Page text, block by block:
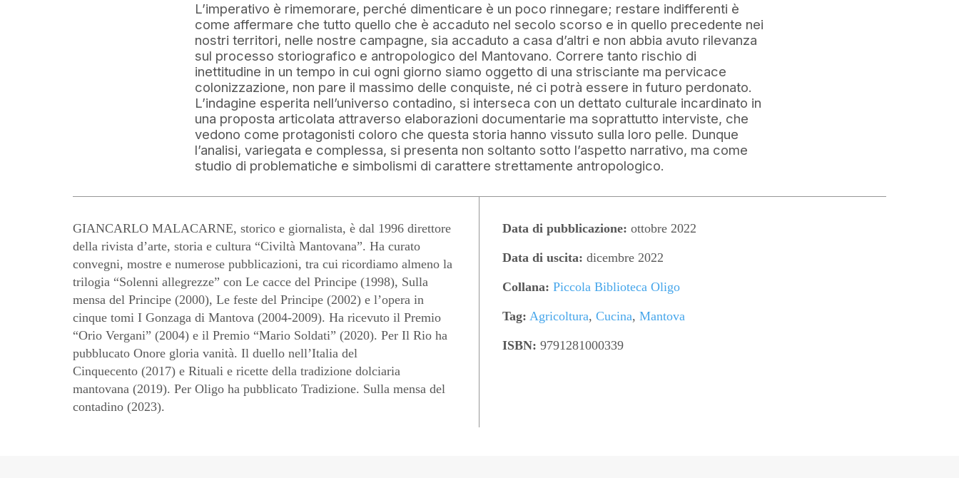
L’imperativo è rimemorare, perché dimenticare è un poco rinnegare; restare indifferenti è
come affermare che tutto quello che è accaduto nel secolo scorso e in quello precedente nei
nostri territori, nelle nostre campagne, sia accaduto a casa d’altri e non abbia avuto rilevanza
sul processo storiografico e antropologico del Mantovano. Correre tanto rischio di
inettitudine in un tempo in cui ogni giorno siamo oggetto di una strisciante ma pervicace
colonizzazione, non pare il massimo delle conquiste, né ci potrà essere in futuro perdonato.
L’indagine esperita nell’universo contadino, si interseca con un dettato culturale incardinato in
una proposta articolata attraverso elaborazioni documentarie ma soprattutto interviste, che
vedono come protagonisti coloro che questa storia hanno vissuto sulla loro pelle. Dunque
l’analisi, variegata e complessa, si presenta non soltanto sotto l’aspetto narrativo, ma come
studio di problematiche e simbolismi di carattere strettamente antropologico.
GIANCARLO MALACARNE, storico e giornalista, è dal 1996 direttore
della rivista d’arte, storia e cultura “Civiltà Mantovana”. Ha curato
convegni, mostre e numerose pubblicazioni, tra cui ricordiamo almeno la
trilogia “Solenni allegrezze” con Le cacce del Principe (1998), Sulla
mensa del Principe (2000), Le feste del Principe (2002) e l’opera in
cinque tomi I Gonzaga di Mantova (2004-2009). Ha ricevuto il Premio
“Orio Vergani” (2004) e il Premio “Mario Soldati” (2020). Per Il Rio ha
pubblucato Onore gloria vanità. Il duello nell’Italia del
Cinquecento (2017) e Rituali e ricette della tradizione dolciaria
mantovana (2019). Per Oligo ha pubblicato Tradizione. Sulla mensa del
contadino (2023).
Data di pubblicazione: ottobre 2022
Data di uscita: dicembre 2022
Collana: Piccola Biblioteca Oligo
Tag: Agricoltura, Cucina, Mantova
ISBN: 9791281000339